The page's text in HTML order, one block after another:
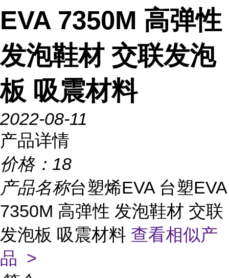
EVA 7350M 高弹性
发泡鞋材 交联发泡
板 吸震材料
2022-08-11
产品详情
价格： 18
产品名称台塑烯EVA 台塑EVA
7350M 高弹性 发泡鞋材 交联
发泡板 吸震材料 查看相似产
品 >